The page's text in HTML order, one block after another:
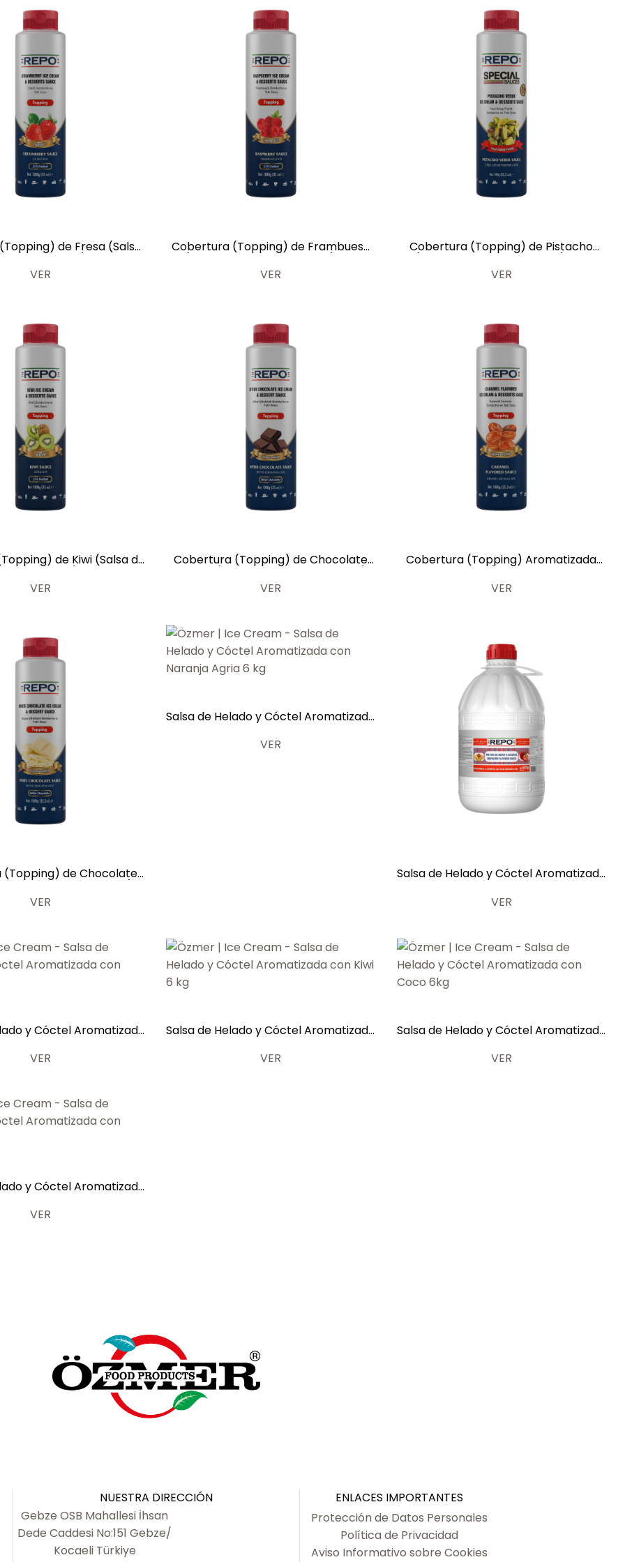
de Fresa (Salsa
y Dulces) 1 kg
VER
Cobertura (Topping) de Frambuesa
(Salsa de Helados y Dulces) 1 kg
VER
Cobertura (Topping) de Pistacho
(Salsa de Helados y Dulces) 1 kg
VER
de Kiwi (Salsa de
VER
Cobertura (Topping) de Chocolate
kg
VER
Cobertura (Topping) Aromatizada
Dulces) 1 kg
VER
de Chocolate
kg
VER
Salsa de Helado y Cóctel Aromatizada
VER
Salsa de Helado y Cóctel Aromatizada
VER
y Cóctel Aromatizada
VER
Salsa de Helado y Cóctel Aromatizada
VER
Salsa de Helado y Cóctel Aromatizada
VER
y Cóctel Aromatizada
VER
NUESTRA DIRECCIÓN
Gebze OSB Mahallesi İhsan
Dede Caddesi No:151 Gebze/
Kocaeli Türkiye
ENLACES IMPORTANTES
Protección de Datos Personales
Política de Privacidad
Aviso Informativo sobre Cookies